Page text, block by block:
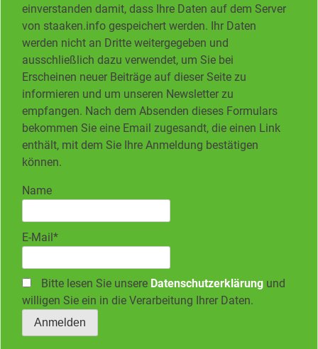
einverstanden damit, dass Ihre Daten auf dem Server
von staaken.info gespeichert werden. Ihr Daten
werden nicht an Dritte weitergegeben und
ausschließlich dazu verwendet, um Sie bei
Erscheinen neuer Beiträge auf dieser Seite zu
informieren und um unseren Newsletter zu
empfangen. Nach dem Absenden dieses Formulars
bekommen Sie eine Email zugesandt, die einen Link
enthält, mit dem Sie Ihre Anmeldung bestätigen
können.
Name
E-Mail*
Bitte lesen Sie unsere Datenschutzerklärung und
willigen Sie ein in die Verarbeitung Ihrer Daten.